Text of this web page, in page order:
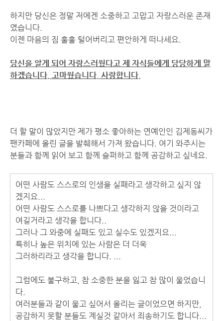
하지만 당신은 정말 저에겐 소중하고 고맙고 자랑스러운 존재
였습니다.
이젠 마음의 짐 훌훌 털어버리고 편안하게 떠나세요.
당신을 알게 되어 자랑스러웠다고 제 자식들에게 당당하게 말
하겠습니다. 고마웠습니다. 사랑합니다.
더 할 말이 많았지만 제가 평소 좋아하는 연예인인 김제동씨가
팬카페에 올린 글을 발췌해서 가져 왔습니다. 여기 와주시는
분들과 함께 읽어 보고 함께 슬퍼하고 함께 공감하고 싶네요.
어떤 사람도 스스로의 인생을 실패라고 생각하고 싶지 않
겠지요...
어떤 사람도 스스로를 나쁘다고 생각하지 않을 것이라고
여길거라고 생각을 합니다..
그러나 그 와중에 실패도 있고 실수도 있겠지요...
특히나 높은 위치에 있는 사람은 더 더욱
그러하리라고 생각을 합니다. ...
그럼에도 불구하고, 참 소중한 분을 잃고 참 많이 울었습니
다.
여러분들과 같이 울고 싶어서 올리는 글이었으면 하지만,
공감하지 못할 분들도 계실것 같아서 죄송하기도 합니다...